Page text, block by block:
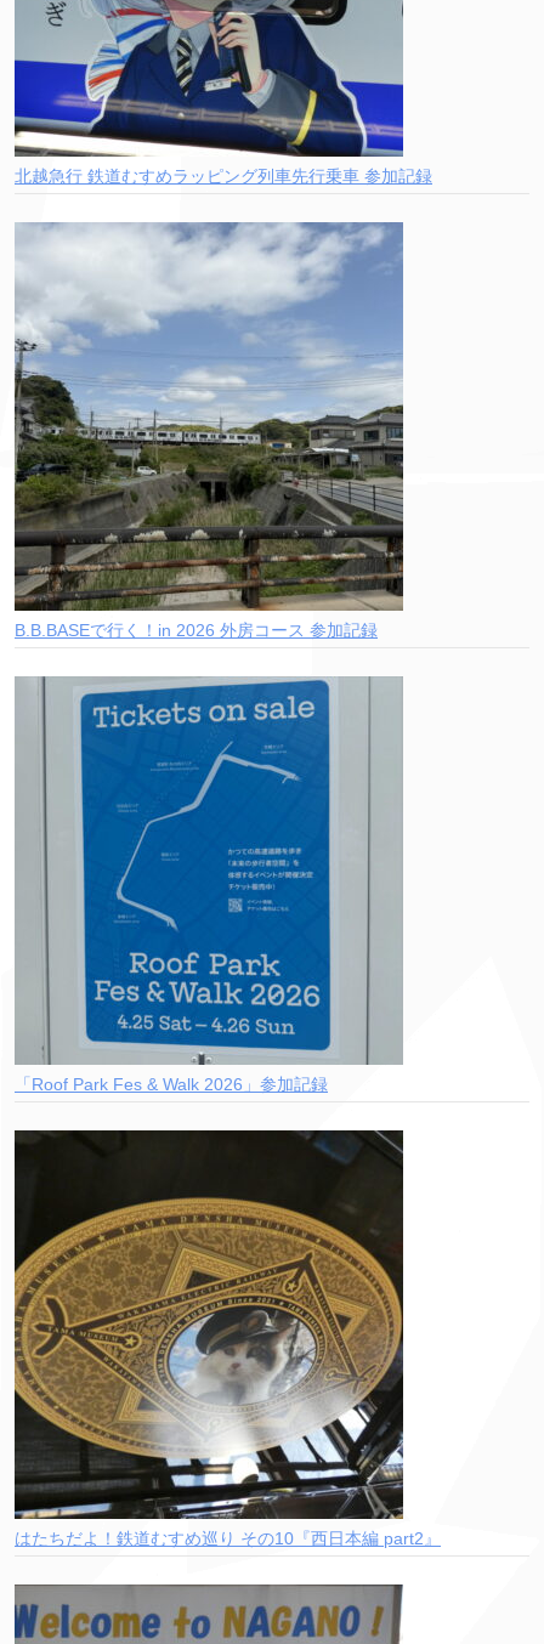
北越急行 鉄道むすめラッピング列車先行乗車 参加記録
B.B.BASEで行く！in 2026 外房コース 参加記録
「Roof Park Fes & Walk 2026」参加記録
はたちだよ！鉄道むすめ巡り その10『西日本編 part2』